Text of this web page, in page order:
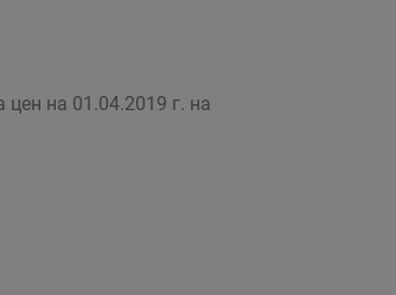
на 01.04.2019 г. на